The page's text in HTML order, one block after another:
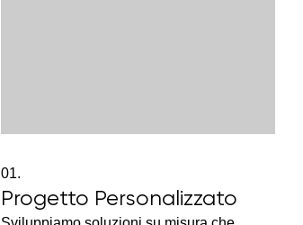
01.
Progetto Personalizzato